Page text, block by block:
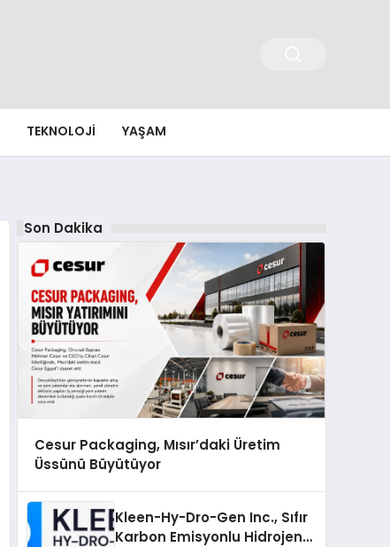
TEKNOLOJI YAŞAM
Son Dakika
Cesur Packaging, Mısır’daki Üretim
Üssünü Büyütüyor
Kleen-Hy-Dro-Gen Inc., Sıfır
Karbon Emisyonlu Hidrojen